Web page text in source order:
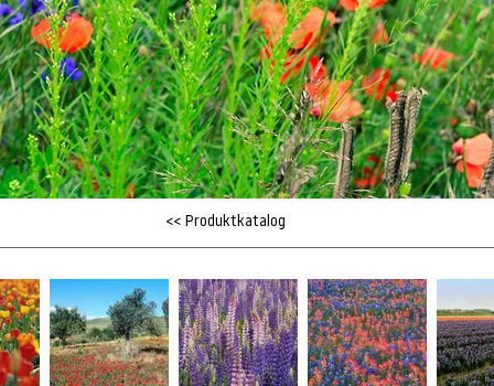
<< Produktkatalog